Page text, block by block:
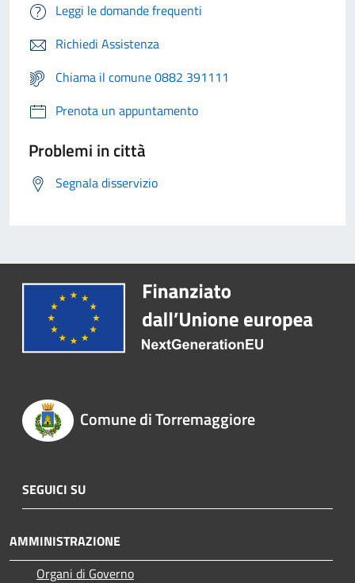
Leggi le domande frequenti
Richiedi Assistenza
Chiama il comune 0882 391111
Prenota un appuntamento
Problemi in città
Segnala disservizio
Comune di Torremaggiore
SEGUICI SU
AMMINISTRAZIONE
Organi di Governo